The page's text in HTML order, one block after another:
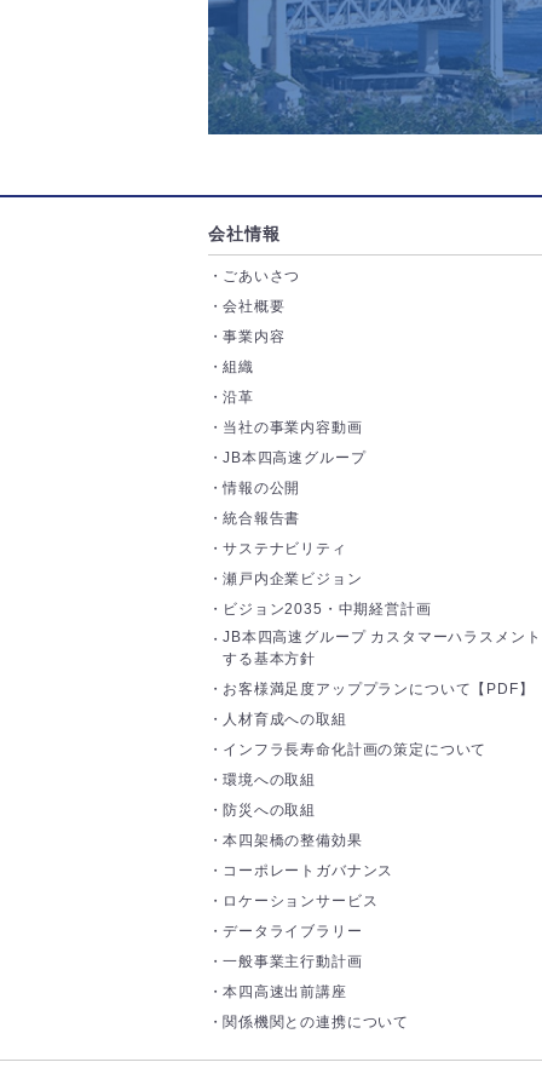
会社情報
ごあいさつ
会社概要
事業内容
組織
沿革
当社の事業内容動画
JB本四高速グループ
情報の公開
統合報告書
サステナビリティ
瀬戸内企業ビジョン
ビジョン2035・中期経営計画
JB本四高速グループ カスタマーハラスメン
する基本方針
お客様満足度アッププランについて【PDF】
人材育成への取組
インフラ長寿命化計画の策定について
環境への取組
防災への取組
本四架橋の整備効果
コーポレートガバナンス
ロケーションサービス
データライブラリー
一般事業主行動計画
本四高速出前講座
関係機関との連携について